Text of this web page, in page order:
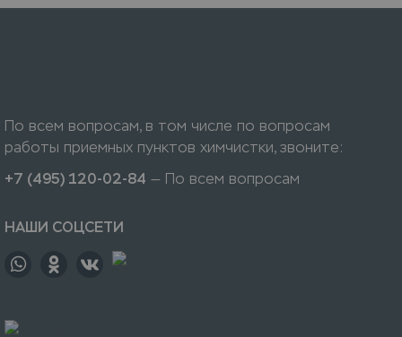
По всем вопросам, в том числе по вопросам
работы приемных пунктов химчистки, звоните:
+7 (495) 120-02-84 — По всем вопросам
НАШИ СОЦСЕТИ